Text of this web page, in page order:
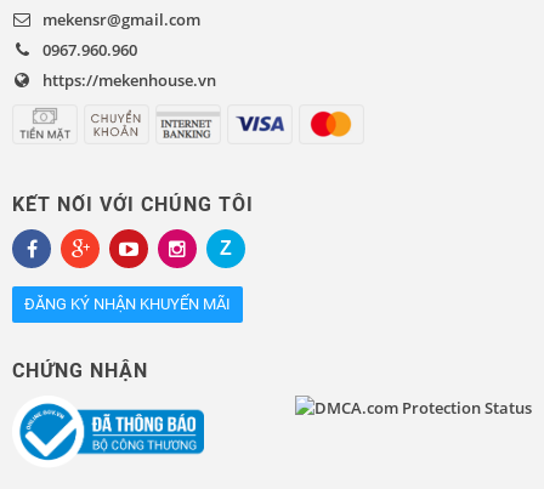
mekensr@gmail.com
0967.960.960
https://mekenhouse.vn
KẾT NỐI VỚI CHÚNG TÔI
ĐĂNG KÝ NHẬN KHUYẾN MÃI
CHỨNG NHẬN